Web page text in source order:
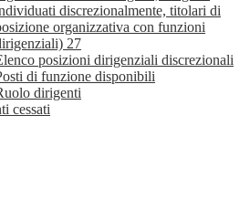
discrezionalmente, titolari di
organizzativa con funzioni
27
posizioni dirigenziali discrezionali
di funzione disponibili
dirigenti
cessati